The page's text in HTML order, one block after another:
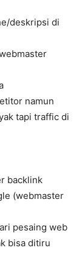
deskripsi di
namun
tapi traffic di
backlink
(webmaster
pesaing web
bisa ditiru